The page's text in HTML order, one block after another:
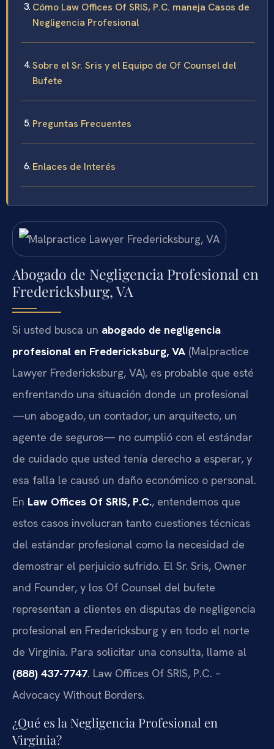
Cómo Law Offices Of SRIS, P.C. maneja Casos de
Negligencia Profesional
Sobre el Sr. Sris y el Equipo de Of Counsel del
Bufete
Preguntas Frecuentes
Enlaces de Interés
Abogado de Negligencia Profesional en
Fredericksburg, VA
Si usted busca un abogado de negligencia
profesional en Fredericksburg, VA (Malpractice
Lawyer Fredericksburg, VA), es probable que esté
enfrentando una situación donde un profesional
—un abogado, un contador, un arquitecto, un
agente de seguros— no cumplió con el estándar
de cuidado que usted tenía derecho a esperar, y
esa falla le causó un daño económico o personal.
En Law Offices Of SRIS, P.C., entendemos que
estos casos involucran tanto cuestiones técnicas
del estándar profesional como la necesidad de
demostrar el perjuicio sufrido. El Sr. Sris, Owner
and Founder, y los Of Counsel del bufete
representan a clientes en disputas de negligencia
profesional en Fredericksburg y en todo el norte
de Virginia. Para solicitar una consulta, llame al
(888) 437-7747. Law Offices Of SRIS, P.C. –
Advocacy Without Borders.
¿Qué es la Negligencia Profesional en
Virginia?